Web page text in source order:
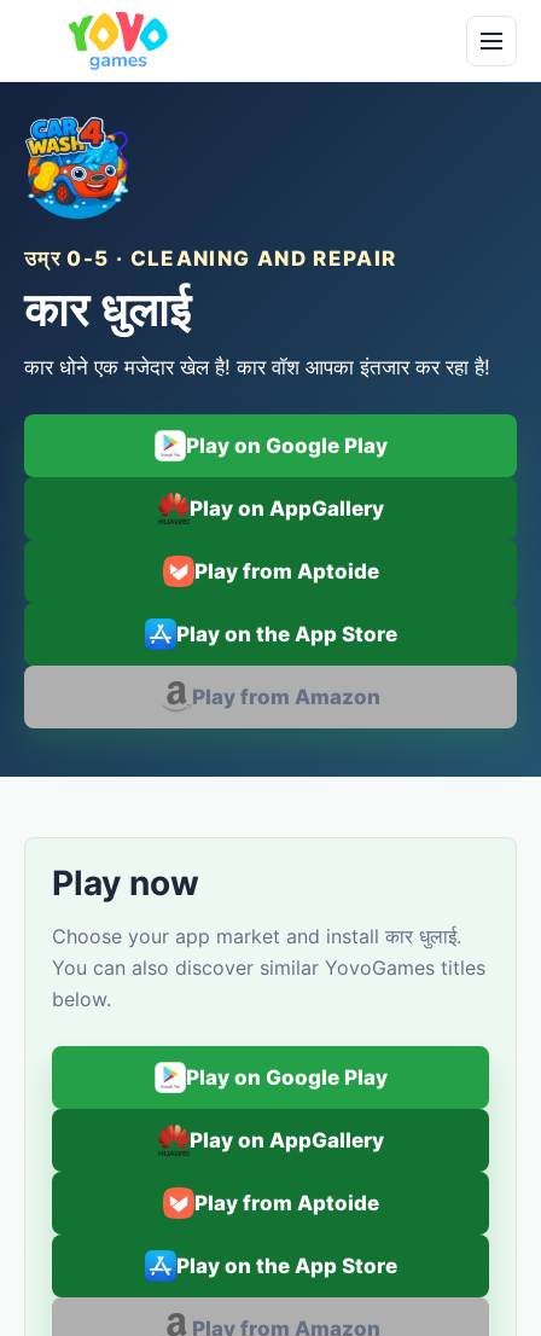
उम्र 0-5 · CLEANING AND REPAIR
कार धुलाई
कार धोने एक मजेदार खेल है! कार वॉश आपका इंतजार कर रहा है!
Play on Google Play
Play on AppGallery
Play from Aptoide
Play on the App Store
Play from Amazon
Play now
Choose your app market and install कार धुलाई.
You can also discover similar YovoGames titles
below.
Play on Google Play
Play on AppGallery
Play from Aptoide
Play on the App Store
Play from Amazon